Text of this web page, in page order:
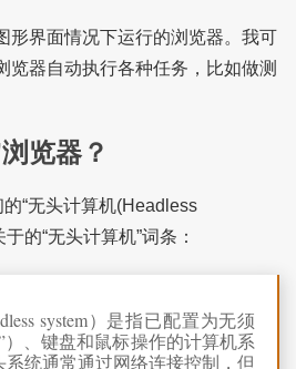
形界面情况下运行的浏览器。我可
览器自动执行各种任务，比如做测
览器？
“无头计算机(Headless
的“无头计算机”词条：
system）是指已配置为无须
）、键盘和鼠标操作的计算机系
统通常通过网络连接控制，但